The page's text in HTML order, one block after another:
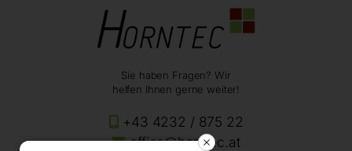
Sie haben Fragen? Wir
helfen Ihnen gerne weiter!
+43 4232 / 875 22
office@horntec.at